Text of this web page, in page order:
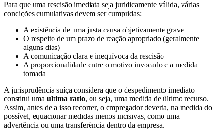
Para que uma rescisão imediata seja juridicamente válida, várias
condições cumulativas devem ser cumpridas:
A existência de uma justa causa objetivamente grave
O respeito de um prazo de reação apropriado (geralmente
alguns dias)
A comunicação clara e inequívoca da rescisão
A proporcionalidade entre o motivo invocado e a medida
tomada
A jurisprudência suíça considera que o despedimento imediato
constitui uma ultima ratio, ou seja, uma medida de último recurso.
Assim, antes de a isso recorrer, o empregador deveria, na medida do
possível, equacionar medidas menos incisivas, como uma
advertência ou uma transferência dentro da empresa.